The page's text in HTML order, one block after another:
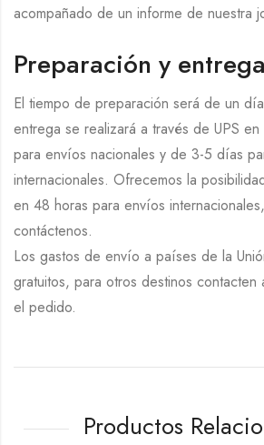
acompañado de un informe de nuestra
Preparación y entrega
El tiempo de preparación será de un
entrega se realizará a través de UPS
para envíos nacionales y de 3-5 días
internacionales. Ofrecemos la
en 48 horas para envíos
contáctenos.
Los gastos de envío a países de la
gratuitos, para otros destinos contacten
el pedido.
Productos